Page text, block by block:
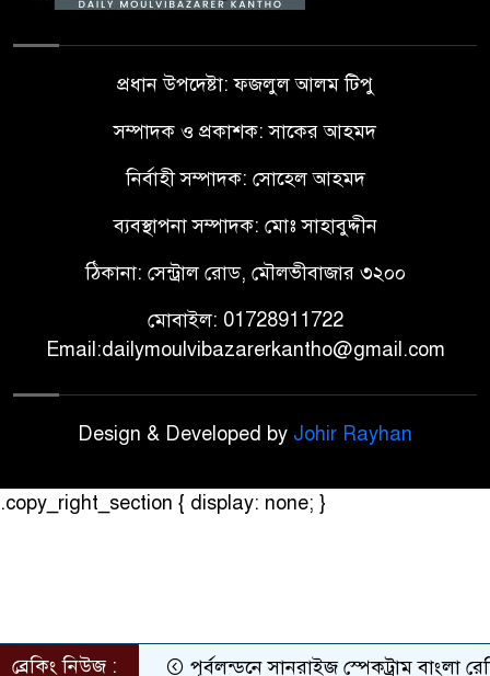
প্রধান উপদেষ্টা: ফজলুল আলম টিপু
সম্পাদক ও প্রকাশক: সাকের আহমদ
নির্বাহী সম্পাদক: সোহেল আহমদ
ব্যবস্থাপনা সম্পাদক: মোঃ সাহাবুদ্দীন
ঠিকানা: সেন্ট্রাল রোড, মৌলভীবাজার ৩২০০
মোবাইল: 01728911722
Email:dailymoulvibazarerkantho@gmail.com
Design & Developed by Johir Rayhan
ব্রেকিং নিউজ : পূর্বলন্ডনে সানরাইজ স্পেকট্রাম বাংলা
.copy_right_section { display: none; }